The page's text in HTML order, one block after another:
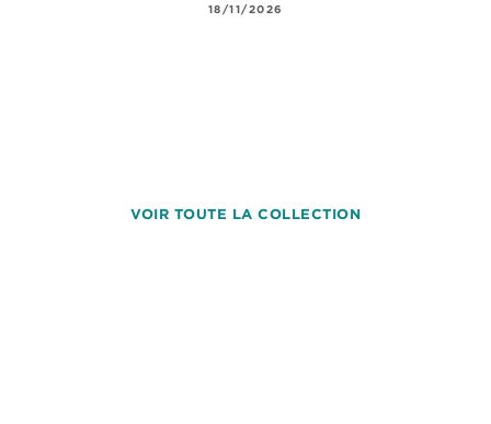
18/11/2026
VOIR TOUTE LA COLLECTION